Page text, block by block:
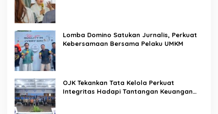
Lomba Domino Satukan Jurnalis, Perkuat
Kebersamaan Bersama Pelaku UMKM
OJK Tekankan Tata Kelola Perkuat
Integritas Hadapi Tantangan Keuangan